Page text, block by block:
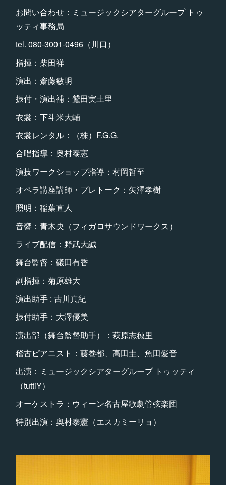
お問い合わせ：ミュージックシアターグループ トゥ
ッティ事務局
tel. 080-3001-0496（川口）
指揮：柴田祥
演出：齋藤敏明
振付・演出補：鷲田実土里
衣裳：下斗米大輔
衣裳レンタル：（株）F.G.G.
合唱指導：奥村泰憲
演技ワークショップ指導：村岡哲至
オペラ講座講師・プレトーク：矢澤孝樹
照明：稲葉直人
音響：青木央（フィガロサウンドワークス）
ライブ配信：野武大誠
舞台監督：礒田有香
副指揮：菊原雄大
演出助手 : 古川真紀
振付助手：大澤優美
演出部（舞台監督助手）：萩原志穂里
稽古ピアニスト：藤巻都、高田圭、魚田愛音
出演：ミュージックシアターグループ トゥッティ
（tuttiY）
オーケストラ：ウィーン名古屋歌劇管弦楽団
特別出演：奥村泰憲（エスカミーリョ）